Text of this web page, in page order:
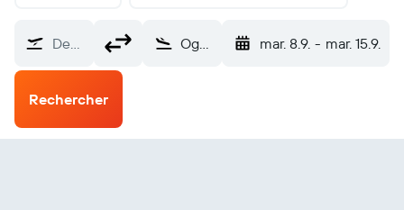
De… Ogden (OGD) mar. 8.9. - mar. 15.9.
Rechercher